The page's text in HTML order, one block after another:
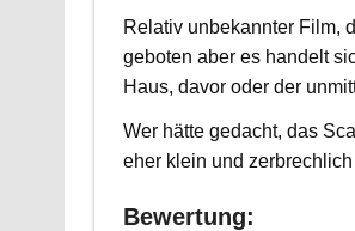
Relativ unbekannter Film,
geboten aber es handelt
Haus, davor oder der
Wer hätte gedacht, das
eher klein und
Bewertung: